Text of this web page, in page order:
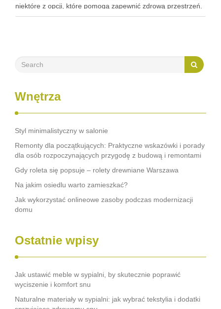
niektóre z opcji, które pomogą zapewnić zdrową przestrzeń.
Wybór odpowiednich materiałów nie tylko chroni zdrowie
Wnętrza
Styl minimalistyczny w salonie
Remonty dla początkujących: Praktyczne wskazówki i porady
dla osób rozpoczynających przygodę z budową i remontami
Gdy roleta się popsuje – rolety drewniane Warszawa
Na jakim osiedlu warto zamieszkać?
Jak wykorzystać onlineowe zasoby podczas modernizacji
domu
Ostatnie wpisy
Jak ustawić meble w sypialni, by skutecznie poprawić
wyciszenie i komfort snu
Naturalne materiały w sypialni: jak wybrać tekstylia i dodatki